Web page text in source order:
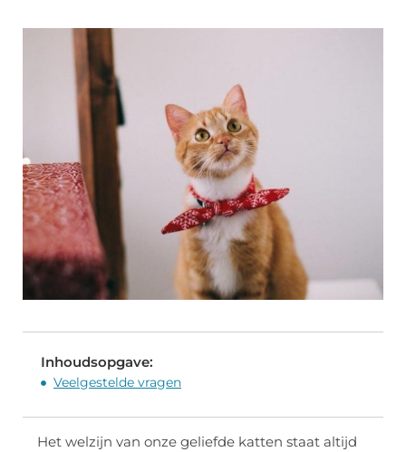
Inhoudsopgave:
Veelgestelde vragen
Het welzijn van onze geliefde katten staat altijd